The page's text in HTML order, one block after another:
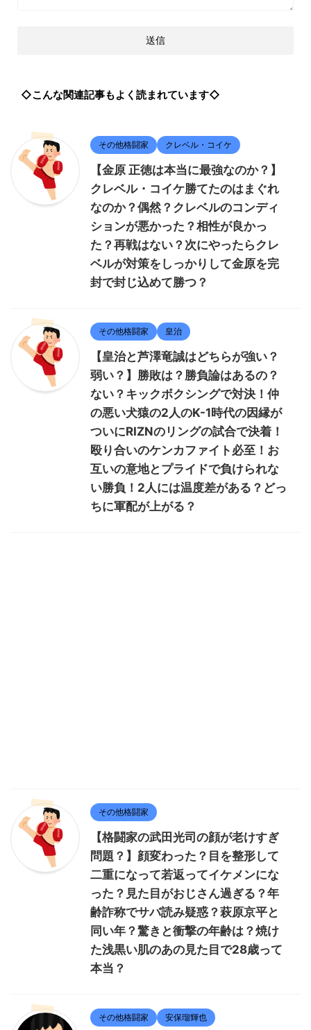
◇こんな関連記事もよく読まれています◇
その他格闘家 クレベル・コイケ
【金原 正徳は本当に最強なのか？】
クレベル・コイケ勝てたのはまぐれ
なのか？偶然？クレベルのコンディ
ションが悪かった？相性が良かっ
た？再戦はない？次にやったらクレ
ベルが対策をしっかりして金原を完
封で封じ込めて勝つ？
その他格闘家 皇治
【皇治と芦澤竜誠はどちらが強い？
弱い？】勝敗は？勝負論はあるの？
ない？キックボクシングで対決！仲
の悪い犬猿の2人のK-1時代の因縁が
ついにRIZNのリングの試合で決着！
殴り合いのケンカファイト必至！お
互いの意地とプライドで負けられな
い勝負！2人には温度差がある？どっ
ちに軍配が上がる？
その他格闘家
【格闘家の武田光司の顔が老けすぎ
問題？】顔変わった？目を整形して
二重になって若返ってイケメンにな
った？見た目がおじさん過ぎる？年
齢詐称でサバ読み疑惑？萩原京平と
同い年？驚きと衝撃の年齢は？焼け
た浅黒い肌のあの見た目で28歳って
本当？
その他格闘家 安保瑠輝也